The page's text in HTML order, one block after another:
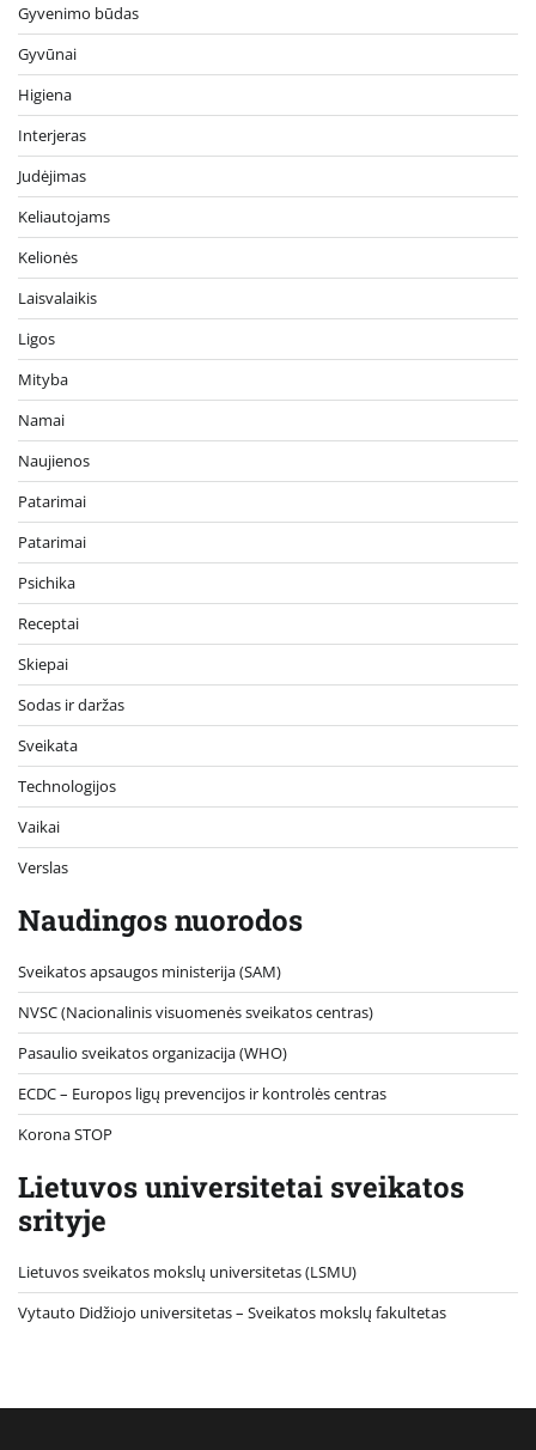
Gyvenimo būdas
Gyvūnai
Higiena
Interjeras
Judėjimas
Keliautojams
Kelionės
Laisvalaikis
Ligos
Mityba
Namai
Naujienos
Patarimai
Patarimai
Psichika
Receptai
Skiepai
Sodas ir daržas
Sveikata
Technologijos
Vaikai
Verslas
Naudingos nuorodos
Sveikatos apsaugos ministerija (SAM)
NVSC (Nacionalinis visuomenės sveikatos centras)
Pasaulio sveikatos organizacija (WHO)
ECDC – Europos ligų prevencijos ir kontrolės centras
Korona STOP
Lietuvos universitetai sveikatos
srityje
Lietuvos sveikatos mokslų universitetas (LSMU)
Vytauto Didžiojo universitetas– Sveikatos mokslų fakultetas